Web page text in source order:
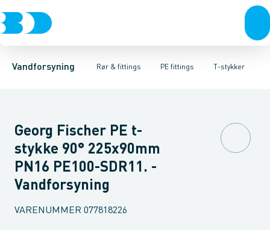
Vandforsyning Rør & fittings
Rør & fittingsKoblinger & anboringerMuffer, klemmer &
PE fittings
PE rørPE EL fittingsPE fittings Duktiljern fittingsT-stykker
Vinkler 90gr.Vinkler 60gr.Vinkler 45gr.Vinkler 30gr.Vinkler
Georg Fischer PE t-
stykke 90° 225x90mm
PN16 PE100-SDR11. -
Vandforsyning
VARENUMMER 077818226